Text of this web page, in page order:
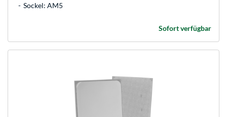
Sockel: AM5
Sofort verfügbar